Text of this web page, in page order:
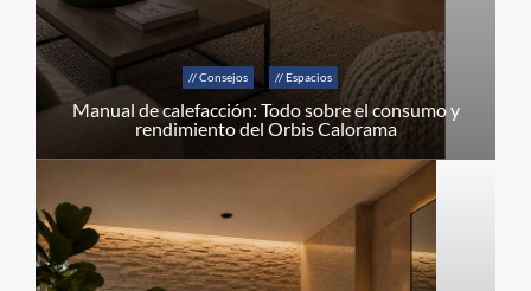
// Consejos // Espacios
Manual de calefacción: Todo sobre el consumo y
rendimiento del Orbis Calorama